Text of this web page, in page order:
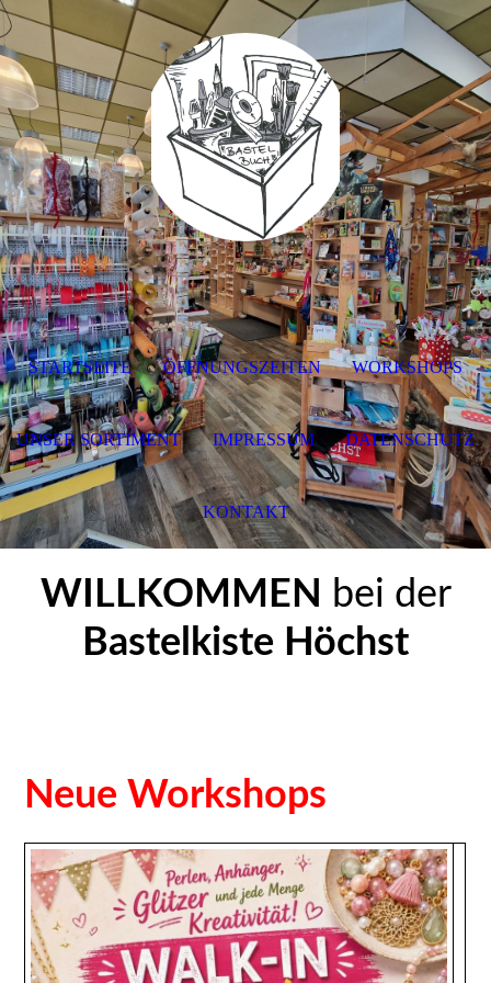
WILLKOMMEN bei der
Bastelkiste Höchst
Neue Workshops
STARTSEITE ÖFFNUNGSZEITEN WORKSHOPS
UNSER SORTIMENT IMPRESSUM DATENSCHUTZ
KONTAKT